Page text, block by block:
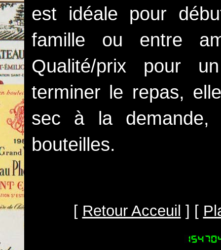
est idéale pour
famille ou entre
Qualité/prix pour
terminer le repas,
sec à la
bouteilles.
[ Retour Acceuil ] [